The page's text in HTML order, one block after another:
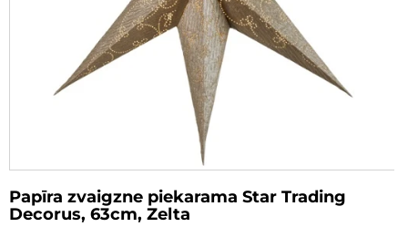
Papīra zvaigzne piekarama Star Trading
Decorus, 63cm, Zelta